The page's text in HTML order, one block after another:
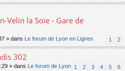
Velin la Soie - Gare de
1 2
» dans Le forum de Lyon en Lignes
302
1 2 3 4 5 6
» dans
Le forum de Lyon